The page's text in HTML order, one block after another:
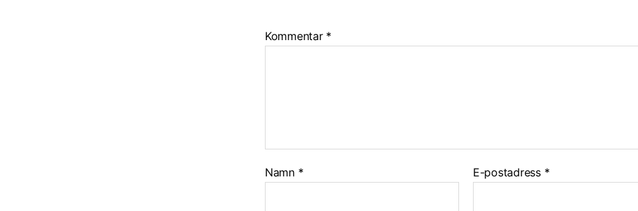
Kommentar *
Namn * E-postadress *